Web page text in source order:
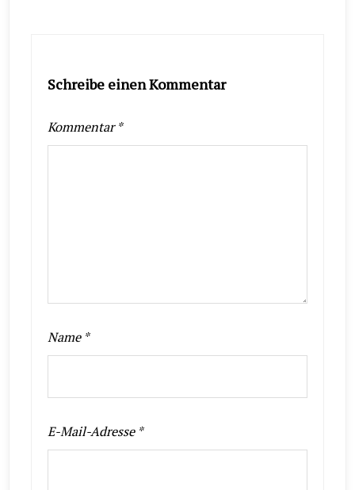
Schreibe einen Kommentar
Kommentar*
Name *
E-Mail-Adresse *